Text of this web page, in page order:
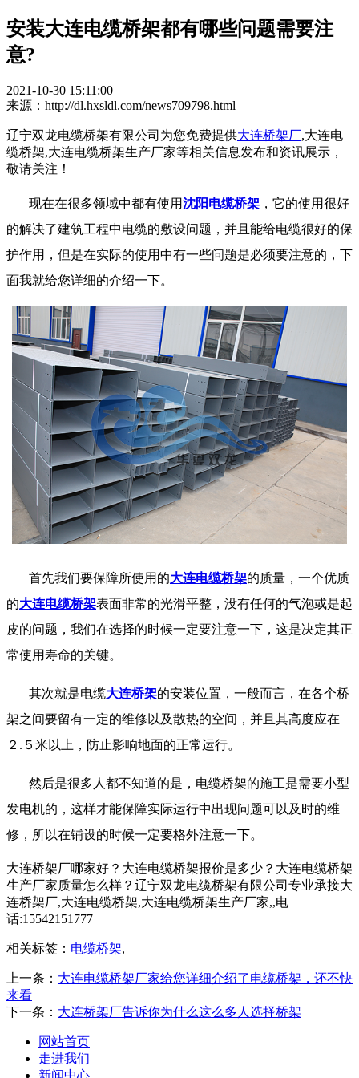
安装大连电缆桥架都有哪些问题需要注
意?
2021-10-30 15:11:00
来源：http://dl.hxsldl.com/news709798.html
辽宁双龙电缆桥架有限公司为您免费提供大连桥架厂,大连电
缆桥架,大连电缆桥架生产厂家等相关信息发布和资讯展示，
敬请关注！
现在在很多领域中都有使用沈阳电缆桥架 ，它的使用很好
的解决了建筑工程中电缆的敷设问题，并且能给电缆很好的保
护作用，但是在实际的使用中有一些问题是必须要注意的，下
面我就给您详细的介绍一下。
首先我们要保障所使用的大连电缆桥架的质量，一个优质
的大连电缆桥架表面非常的光滑平整，没有任何的气泡或是起
皮的问题，我们在选择的时候一定要注意一下，这是决定其正
常使用寿命的关键。
其次就是电缆大连桥架的安装位置，一般而言，在各个桥
架之间要留有一定的维修以及散热的空间，并且其高度应在
２.５米以上，防止影响地面的正常运行。
然后是很多人都不知道的是，电缆桥架的施工是需要小型
发电机的，这样才能保障实际运行中出现问题可以及时的维
修，所以在铺设的时候一定要格外注意一下。
大连桥架厂哪家好？大连电缆桥架报价是多少？大连电缆桥架
生产厂家质量怎么样？辽宁双龙电缆桥架有限公司专业承接大
连桥架厂,大连电缆桥架,大连电缆桥架生产厂家,,电
话:15542151777
相关标签： 电缆桥架,
上一条： 大连电缆桥架厂家给您详细介绍了电缆桥架，还不快
来看
下一条： 大连桥架厂告诉你为什么这么多人选择桥架
网站首页
走进我们
新闻中心